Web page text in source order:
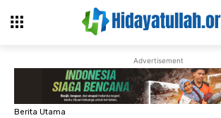
Advertisement
Berita Utama